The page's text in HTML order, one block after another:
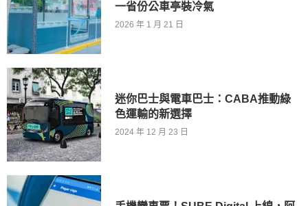
一省份公車亭裝冷氣
2026 年 1 月 21 日
迷你巴士與電車巴士：CABA推動綠
色運輸的新選擇
2024 年 12 月 23 日